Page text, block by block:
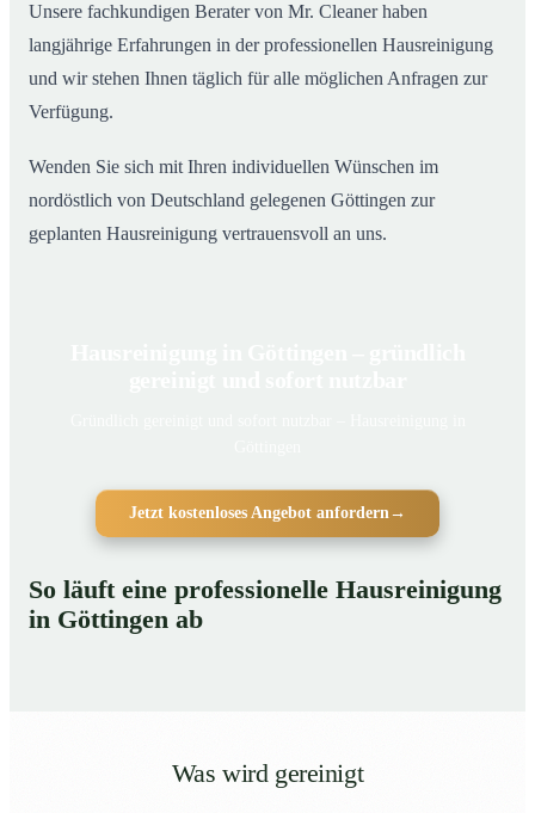
Unsere fachkundigen Berater von Mr. Cleaner haben
langjährige Erfahrungen in der professionellen Hausreinigung
und wir stehen Ihnen täglich für alle möglichen Anfragen zur
Verfügung.
Wenden Sie sich mit Ihren individuellen Wünschen im
nordöstlich von Deutschland gelegenen Göttingen zur
geplanten Hausreinigung vertrauensvoll an uns.
Jetzt kostenloses Angebot anfordern→
So läuft eine professionelle Hausreinigung
in Göttingen ab
Was wird gereinigt